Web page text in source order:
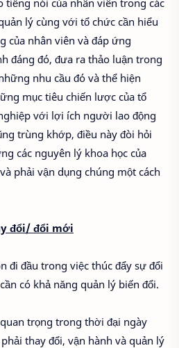
lý cùng với tổ chức cần hiểu
của nhân viên và đáp ứng
đáng đó, đưa ra thảo luận trong
nhu cầu đó và thể hiện
mục tiêu chiến lược của tổ
với lợi ích người lao động
trùng khớp, điều này đòi hỏi
các nguyên lý khoa học của
phải vận dụng chúng một cách
đổi/ đổi mới
đi đầu trong việc thúc đẩy sự đổi
có khả năng quản lý biến đổi.
trọng trong thời đại ngày
thay đổi, vận hành và quản lý